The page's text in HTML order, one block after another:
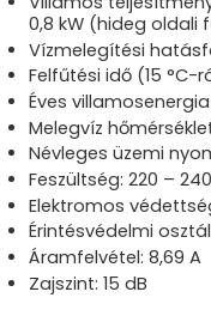
0,8 kW (hideg oldali
Vízmelegítési
Felfűtési idő (15 °C-
Éves
Melegvíz
Névleges üzemi
Feszültség: 220 –
Elektromos
Érintésvédelmi
Áramfelvétel: 8,69 A
Zajszint: 15 dB